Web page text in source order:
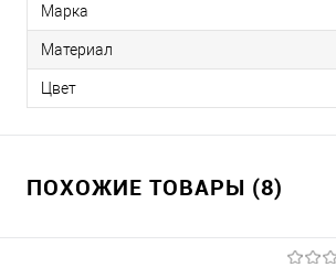
Марка
Материал
Цвет
ПОХОЖИЕ ТОВАРЫ (8)